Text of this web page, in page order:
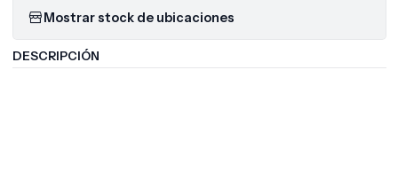
Mostrar stock de ubicaciones
DESCRIPCIÓN